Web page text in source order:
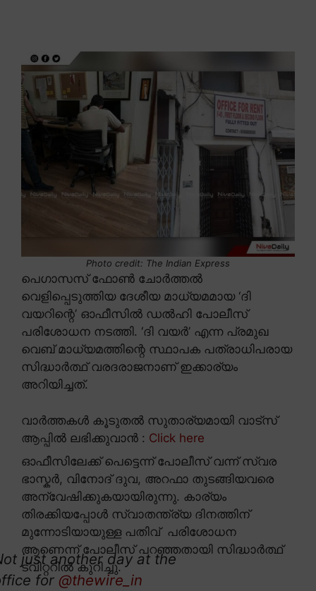
Photo credit: The Indian Express
പെഗാസസ് ഫോൺ ചോർത്തൽ
വെളിപ്പെടുത്തിയ ദേശീയ മാധ്യമമായ ‘ദി
വയറിന്റെ’ ഓഫീസിൽ ഡൽഹി പോലീസ്
പരിശോധന നടത്തി. ‘ദി വയർ’ എന്ന പ്രമുഖ
വെബ് മാധ്യമത്തിന്റെ സ്ഥാപക പത്രാധിപരായ
സിദ്ധാർത്ഥ് വരദരാജനാണ് ഇക്കാര്യം
അറിയിച്ചത്.
വാർത്തകൾ കൂടുതൽ സുതാര്യമായി വാട്സ്
ആപ്പിൽ ലഭിക്കുവാൻ : Click here
ഓഫീസിലേക്ക് പെട്ടെന്ന് പോലീസ് വന്ന് സ്വര
ഭാസ്കർ, വിനോദ് ദുവ, അറഫാ തുടങ്ങിയവരെ
അന്വേഷിക്കുകയായിരുന്നു. കാര്യം
തിരക്കിയപ്പോൾ സ്വാതന്ത്ര്യ ദിനത്തിന്
മുന്നോടിയായുള്ള പതിവ് പരിശോധന
ആണെന്ന് പോലീസ് പറഞ്ഞതായി സിദ്ധാർത്ഥ്
ട്വിറ്ററിൽ കുറിച്ചു.
just another day at the
for @thewire_in